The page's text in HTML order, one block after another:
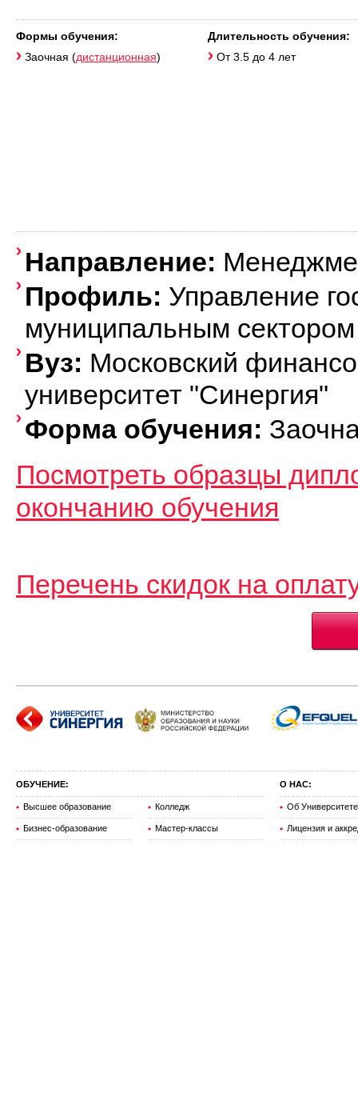
Формы обучения:
Заочная (дистанционная)
Длительность обучения:
От 3.5 до 4 лет
Направление:
Профиль: Управление
муниципальным сектором
Вуз: Московский
университет "Синергия"
Форма обучения:
Посмотреть образцы
окончанию обучения
Перечень скидок на
ОБУЧЕНИЕ:
Высшее образование Колледж
Бизнес-образование Мастер-классы
О НАС:
Об Университете
Лицензия и